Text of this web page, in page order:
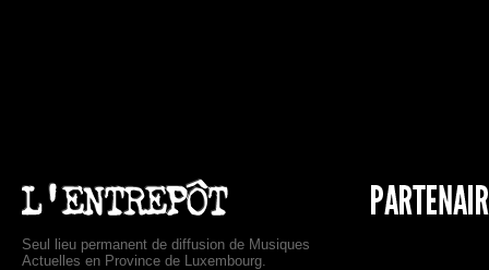
Seul lieu permanent de diffusion de Musiques
Actuelles en Province de Luxembourg.